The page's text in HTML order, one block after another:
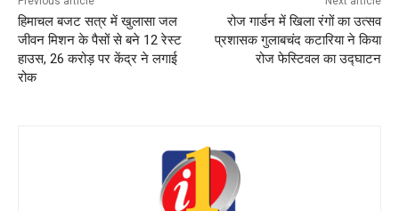
हिमाचल बजट सत्र में खुलासा जल
जीवन मिशन के पैसों से बने 12 रेस्ट
हाउस, 26 करोड़ पर केंद्र ने लगाई
रोक
रोज गार्डन में खिला रंगों का उत्सव
प्रशासक गुलाबचंद कटारिया ने किया
रोज फेस्टिवल का उद्घाटन